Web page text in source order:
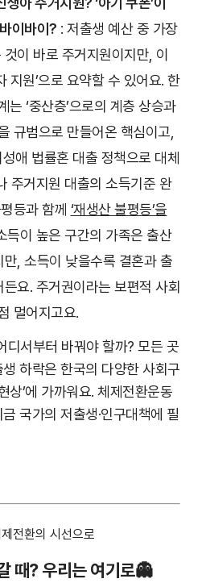
이바이? : 저출생 예산 중 가장
이 바로 주거지원이지만, 이
지원’으로 요약할 수 있어요. 한
는 ‘중산층’으로의 계층 상승과
규범으로 만들어온 핵심이고,
애 법률혼 대출 정책으로 대체
주거지원 대출의 소득기준 완
등과 함께 ‘재생산 불평등’을
득이 높은 구간의 가족은 출산
, 소득이 낮을수록 결혼과 출
요. 주거권이라는 보편적 사회
멀어지고요.
디서부터 바꿔야 할까? 모든 곳
하락은 한국의 다양한 사회구
상’에 가까워요. 체제전환운동
국가의 저출생·인구대책에 필
전환의 시선으로
때? 우리는 여기로👻